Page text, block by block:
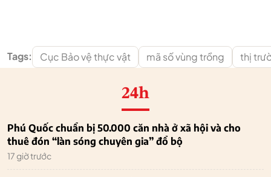
Tags: Cục Bảo vệ thực vật mã số vùng trồng thị
24h
Phú Quốc chuẩn bị 50.000 căn nhà ở xã hội và cho
thuê đón “làn sóng chuyên gia” đổ bộ
17 giờ trước